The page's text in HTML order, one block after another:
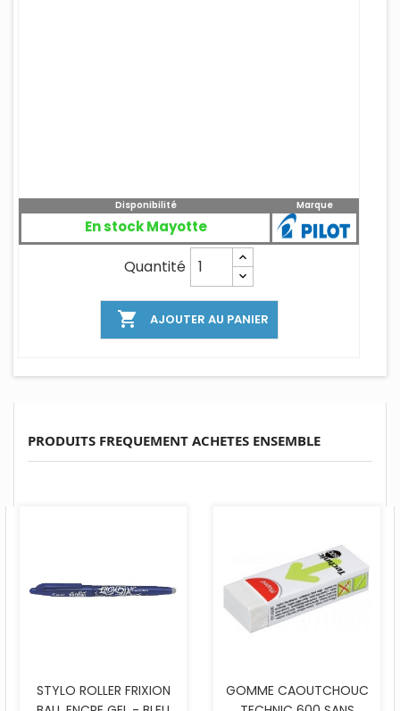
Disponibilité
En stock Mayotte
Marque
Quantité
 AJOUTER AU PANIER
PRODUITS FREQUEMENT ACHETES ENSEMBLE
STYLO ROLLER FRIXION
GOMME CAOUTCHOUC